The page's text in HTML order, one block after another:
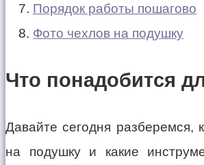
Порядок работы пошагово
Фото чехлов на подушку
Что понадобится
Давайте сегодня разберемся,
на подушку и какие